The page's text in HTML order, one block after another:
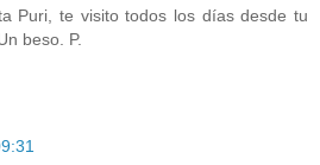
Puri, te visito todos los días desde tu
beso. P.